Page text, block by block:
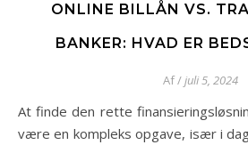
ONLINE BILLÅN VS.
BANKER: HVAD ER
Af/juli 5, 2024
At finde den rette finansieringsløsning til din næste bil kan
være en kompleks opgave, især i